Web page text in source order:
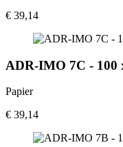
€ 39,14
ADR-IMO 7C - 100
Papier
€ 39,14